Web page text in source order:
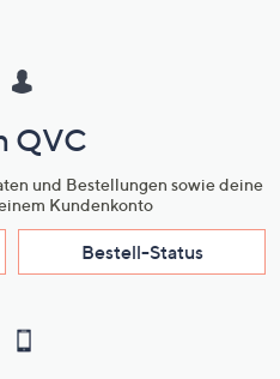
QVC
und Bestellungen sowie deine
Kundenkonto
Bestell-Status